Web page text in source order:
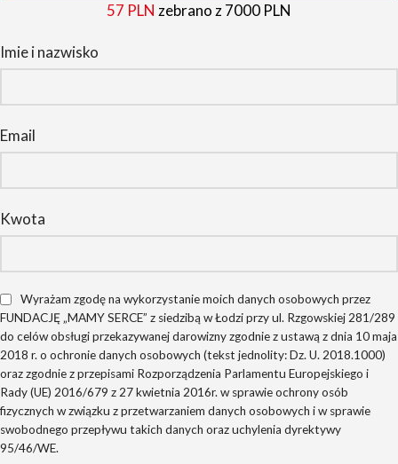
57 PLN zebrano z 7000 PLN
Imie i nazwisko
Email
Kwota
Wyrażam zgodę na wykorzystanie moich danych osobowych przez
FUNDACJĘ „MAMY SERCE” z siedzibą w Łodzi przy ul. Rzgowskiej 281/289
do celów obsługi przekazywanej darowizny zgodnie z ustawą z dnia 10 maja
2018 r. o ochronie danych osobowych (tekst jednolity: Dz. U. 2018.1000)
oraz zgodnie z przepisami Rozporządzenia Parlamentu Europejskiego i
Rady (UE) 2016/679 z 27 kwietnia 2016r. w sprawie ochrony osób
fizycznych w związku z przetwarzaniem danych osobowych i w sprawie
swobodnego przepływu takich danych oraz uchylenia dyrektywy
95/46/WE.